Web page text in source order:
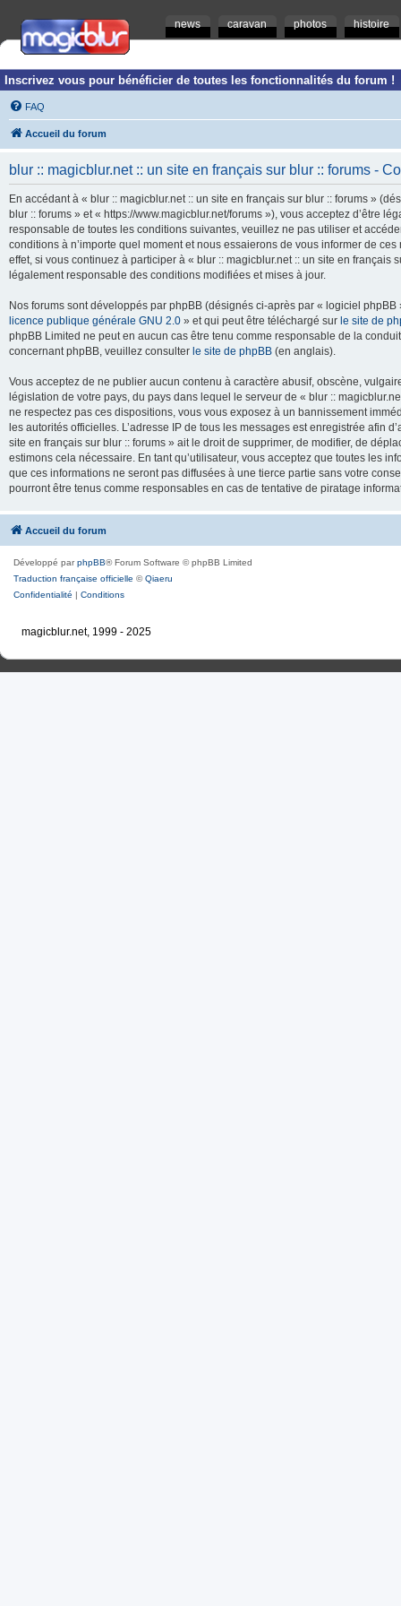
news caravan photos histoire
Inscrivez vous pour bénéficier de toutes les fonctionnalités du forum !
FAQ
Accueil du forum
blur :: magicblur.net :: un site en français sur blur :: forums -
En accédant à « blur :: magicblur.net :: un site en français sur blur :: forums »
blur :: forums » et « https://www.magicblur.net/forums »), vous acceptez d’être
responsable de toutes les conditions suivantes, veuillez ne pas utiliser et
conditions à n’importe quel moment et nous essaierons de vous informer de
effet, si vous continuez à participer à « blur :: magicblur.net :: un site en
légalement responsable des conditions modifiées et mises à jour.
Nos forums sont développés par phpBB (désignés ci-après par « logiciel
licence publique générale GNU 2.0 » et qui peut être téléchargé sur le site de
phpBB Limited ne peut en aucun cas être tenu comme responsable de la
concernant phpBB, veuillez consulter le site de phpBB (en anglais).
Vous acceptez de ne publier aucun contenu à caractère abusif, obscène,
législation de votre pays, du pays dans lequel le serveur de « blur ::
ne respectez pas ces dispositions, vous vous exposez à un bannissement
les autorités officielles. L’adresse IP de tous les messages est enregistrée afin
site en français sur blur :: forums » ait le droit de supprimer, de modifier, de
estimons cela nécessaire. En tant qu’utilisateur, vous acceptez que toutes les
que ces informations ne seront pas diffusées à une tierce partie sans votre
pourront être tenus comme responsables en cas de tentative de piratage
Accueil du forum
Développé parphpBB® Forum Software © phpBB Limited
Traduction française officielle ©Qiaeru
Confidentialité | Conditions
magicblur.net, 1999 - 2025